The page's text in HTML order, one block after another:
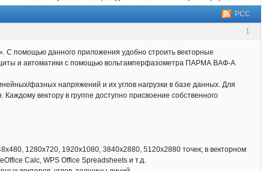
РСС
1
помощью данного приложения удобно строить векторные
и автоматики с помощью вольтамперфазометра ПАРМА ВАФ-А
фазных напряжений и их углов нагрузки в базе данных. Для
вектору в группе доступно присвоение собственного
1280x720, 1920x1080, 3840x2880, 5120x2880 точек; в векторном
Calc, WPS Office Spreadsheets и т.д.